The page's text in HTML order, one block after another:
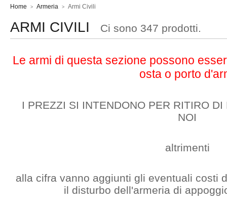
Home > Armeria > Armi Civili
ARMI CIVILI Ci sono 347 prodotti.
Le armi di questa sezione possono
osta o porto
I PREZZI SI INTENDONO PER RITIRO
NOI
altrimenti
alla cifra vanno aggiunti gli eventuali costi
il disturbo dell'armeria di